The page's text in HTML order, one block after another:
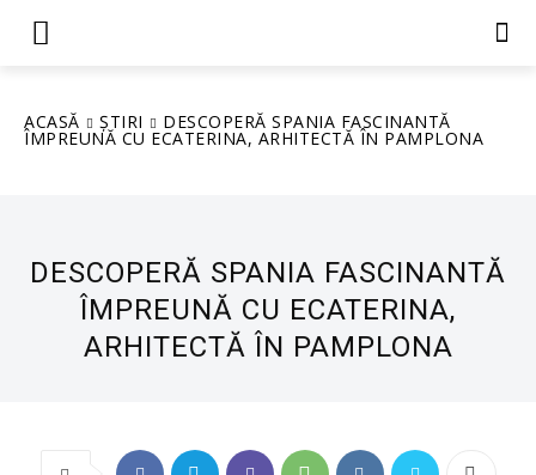
ACASĂ ȘTIRI DESCOPERĂ SPANIA FASCINANTĂ
ÎMPREUNĂ CU ECATERINA, ARHITECTĂ ÎN PAMPLONA
DESCOPERĂ SPANIA FASCINANTĂ
ÎMPREUNĂ CU ECATERINA,
ARHITECTĂ ÎN PAMPLONA